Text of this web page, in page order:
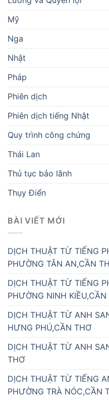
Mỹ
Nga
Nhật
Pháp
Phiên dịch
Phiên dịch tiếng Nhật
Quy trình công chứng
Thái Lan
Thủ tục bảo lãnh
Thụy Điển
BÀI VIẾT MỚI
DỊCH THUẬT TỪ TIẾNG
PHƯỜNG TÂN AN,CẦN
DỊCH THUẬT TỪ TIẾNG
PHƯỜNG NINH KIỀU,CẦN
DỊCH THUẬT TỪ ANH
HƯNG PHÚ,CẦN THƠ
DỊCH THUẬT TỪ ANH
THƠ
DỊCH THUẬT TỪ TIẾNG
PHƯỜNG TRÀ NÓC,CẦN